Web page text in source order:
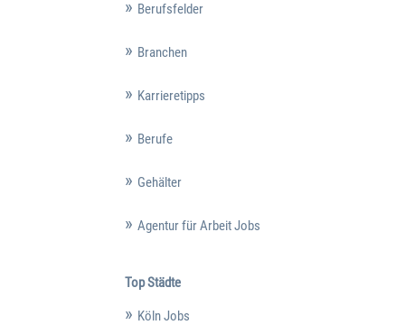
Berufsfelder
Branchen
Karrieretipps
Berufe
Gehälter
Agentur für Arbeit Jobs
Top Städte
Köln Jobs